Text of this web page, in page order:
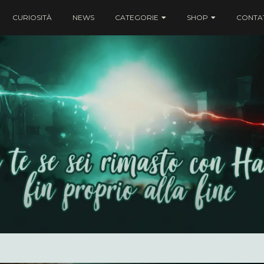
CURIOSITÀ NEWS CATEGORIE SHOP
rimasto con Harry